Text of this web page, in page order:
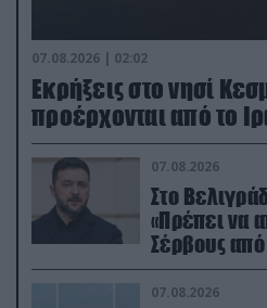
07.08.2026 | 02:02
Εκρήξεις στο νησί
προέρχονται από το
07.08.2026
Στο
«Πρέπει να
Σέρβους από
Ρωσίας»
07.08.2026